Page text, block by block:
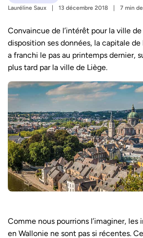
Lauréline Saux
13 décembre 2018 7 min
Convaincue de l’intérêt pour la ville
disposition ses données, la capitale de
a franchi le pas au printemps dernier,
plus tard par la ville de Liège.
Comme nous pourrions l’imaginer,
en Wallonie ne sont pas si récentes.